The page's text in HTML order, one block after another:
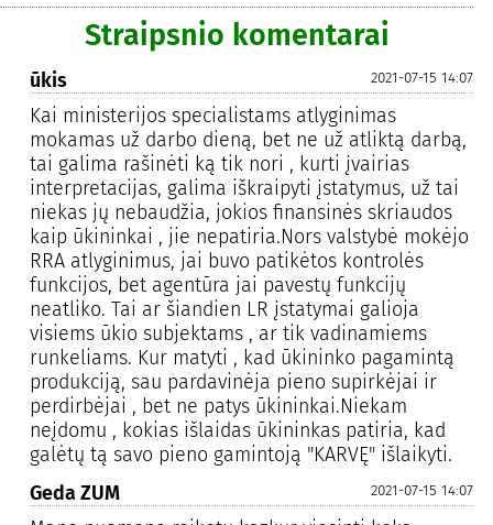
Straipsnio komentarai
2021-07-15 14:07
ūkis
Kai ministerijos specialistams atlyginimas
mokamas už darbo dieną, bet ne už atliktą darbą,
tai galima rašinėti ką tik nori , kurti įvairias
interpretacijas, galima iškraipyti įstatymus, už tai
niekas jų nebaudžia, jokios finansinės skriaudos
kaip ūkininkai , jie nepatiria.Nors valstybė mokėjo
RRA atlyginimus, jai buvo patikėtos kontrolės
funkcijos, bet agentūra jai pavestų funkcijų
neatliko. Tai ar šiandien LR įstatymai galioja
visiems ūkio subjektams , ar tik vadinamiems
runkeliams. Kur matyti , kad ūkininko pagamintą
produkciją, sau pardavinėja pieno supirkėjai ir
perdirbėjai , bet ne patys ūkininkai.Niekam
neįdomu , kokias išlaidas ūkininkas patiria, kad
galėtų tą savo pieno gamintoją "KARVĘ" išlaikyti.
2021-07-15 14:07
Geda ZUM